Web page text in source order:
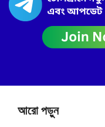
আরো পড়ুন